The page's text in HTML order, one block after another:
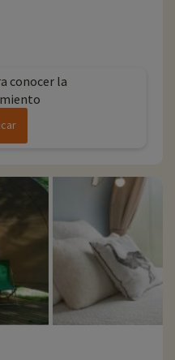
conocer la